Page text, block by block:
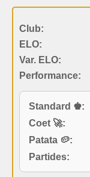
Club:
ELO:
Var. ELO:
Performance:
Standard ♚:
Coet 🚀:
Patata 🥔:
Partides: